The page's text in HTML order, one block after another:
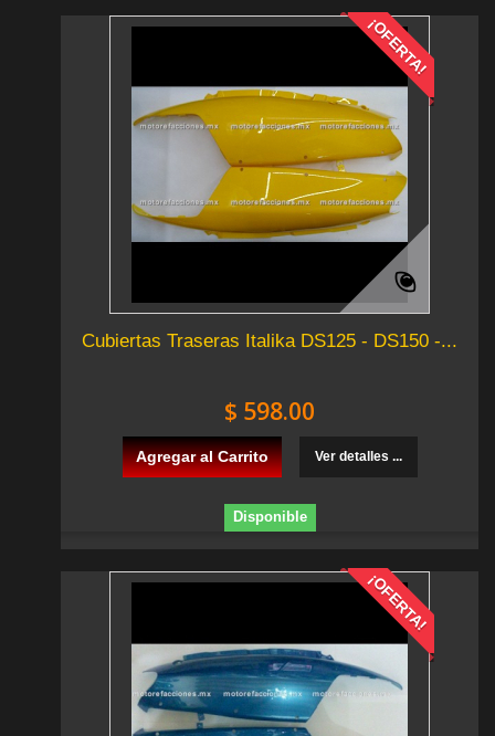
¡OFERTA!
Cubiertas Traseras Italika DS125 - DS150 -...
$ 598.00
Agregar al Carrito Ver detalles ...
Disponible
¡OFERTA!